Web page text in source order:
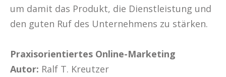
um damit das Produkt, die Dienstleistung und
den guten Ruf des Unternehmens zu stärken.
Praxisorientiertes Online-Marketing
Autor: Ralf T. Kreutzer